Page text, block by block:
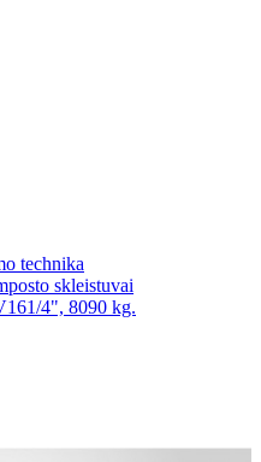
technika
skleistuvai
4", 8090 kg.